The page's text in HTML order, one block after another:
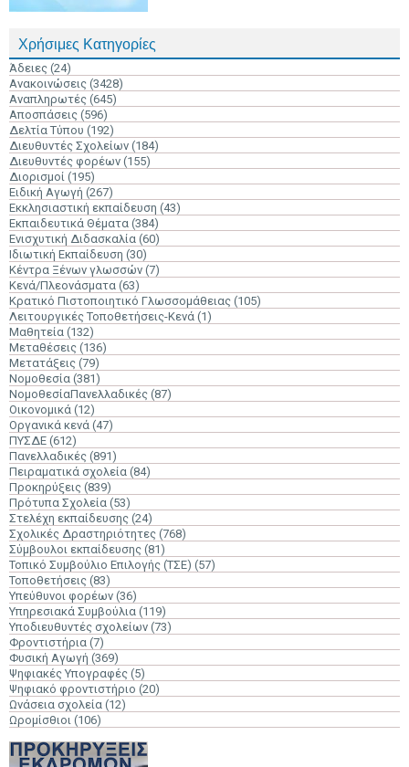
Χρήσιμες Κατηγορίες
Άδειες (24)
Ανακοινώσεις (3428)
Αναπληρωτές (645)
Αποσπάσεις (596)
Δελτία Τύπου (192)
Διευθυντές Σχολείων (184)
Διευθυντές φορέων (155)
Διορισμοί (195)
Ειδική Αγωγή (267)
Εκκλησιαστική εκπαίδευση (43)
Εκπαιδευτικά Θέματα (384)
Ενισχυτική Διδασκαλία (60)
Ιδιωτική Εκπαίδευση (30)
Κέντρα Ξένων γλωσσών (7)
Κενά/Πλεονάσματα (63)
Κρατικό Πιστοποιητικό Γλωσσομάθειας (105)
Λειτουργικές Τοποθετήσεις-Κενά (1)
Μαθητεία (132)
Μεταθέσεις (136)
Μετατάξεις (79)
Νομοθεσία (381)
ΝομοθεσίαΠανελλαδικές (87)
Οικονομικά (12)
Οργανικά κενά (47)
ΠΥΣΔΕ (612)
Πανελλαδικές (891)
Πειραματικά σχολεία (84)
Προκηρύξεις (839)
Πρότυπα Σχολεία (53)
Στελέχη εκπαίδευσης (24)
Σχολικές Δραστηριότητες (768)
Σύμβουλοι εκπαίδευσης (81)
Τοπικό Συμβούλιο Επιλογής (ΤΣΕ) (57)
Τοποθετήσεις (83)
Υπεύθυνοι φορέων (36)
Υπηρεσιακά Συμβούλια (119)
Υποδιευθυντές σχολείων (73)
Φροντιστήρια (7)
Φυσική Αγωγή (369)
Ψηφιακές Υπογραφές (5)
Ψηφιακό φροντιστήριο (20)
Ωνάσεια σχολεία (12)
Ωρομίσθιοι (106)